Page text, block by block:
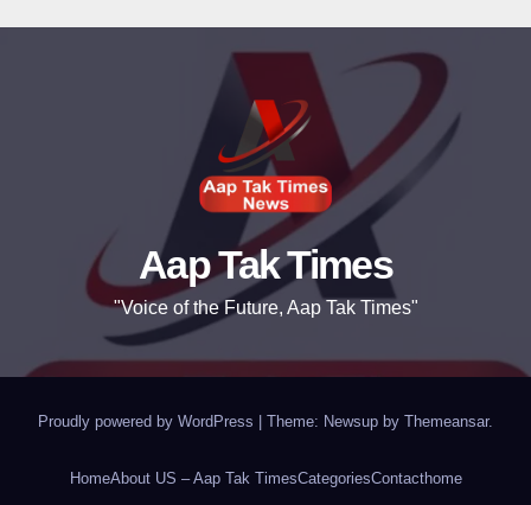
Aap Tak Times
"Voice of the Future, Aap Tak Times"
Proudly powered by WordPress Theme: Newsup by Themeansar.
HomeAbout US – Aap Tak TimesCategoriesContacthome